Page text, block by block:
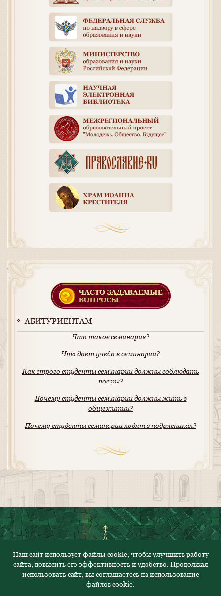
АБИТУРИЕНТАМ
Что такое семинария?
Что дает учеба в семинарии?
Как строго студенты семинарии должны соблюдать
посты?
Почему студенты семинарии должны жить в
общежитии?
Почему студенты семинарии ходят в подрясниках?
© 2023. Все права защищены
Политика конфиденциальности
Наш сайт использует файлы cookie, чтобы улучшить работу
сайта, повысить его эффективность и удобство. Продолжая
использовать сайт, вы соглашаетесь на использование
файлов cookie.